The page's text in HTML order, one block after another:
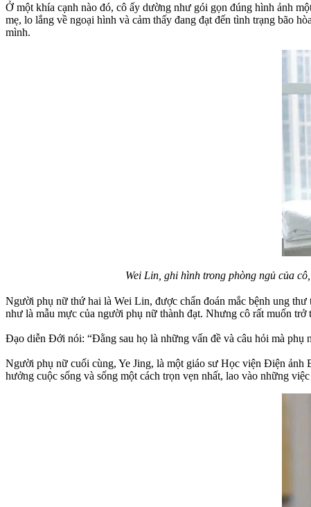
Ở một khía cạnh nào đó, cô ấy dường như gói gọn đúng hình ảnh
mẹ, lo lắng về ngoại hình và cảm thấy đang đạt đến tình trạng bão
mình.
Wei Lin, ghi hình trong phòng ngủ của
Người phụ nữ thứ hai là Wei Lin, được chẩn đoán mắc bệnh ung
như là mẫu mực của người phụ nữ thành đạt. Nhưng cô rất muốn
Đạo diễn Đới nói: “Đằng sau họ là những vấn đề và câu hỏi mà phụ
Người phụ nữ cuối cùng, Ye Jing, là một giáo sư Học viện Điện ảnh
hưởng cuộc sống và sống một cách trọn vẹn nhất, lao vào những